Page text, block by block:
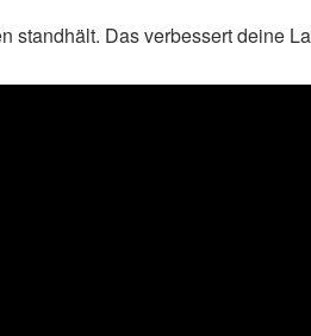
standhält. Das verbessert deine